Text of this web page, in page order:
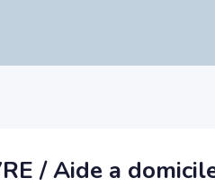
/ Aide a